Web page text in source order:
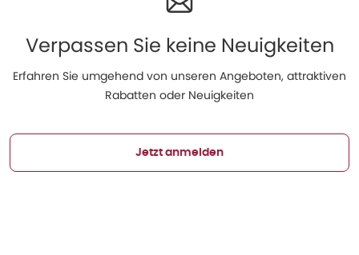
Verpassen Sie keine Neuigkeiten
Erfahren Sie umgehend von unseren Angeboten, attraktiven
Rabatten oder Neuigkeiten
Jetzt anmelden